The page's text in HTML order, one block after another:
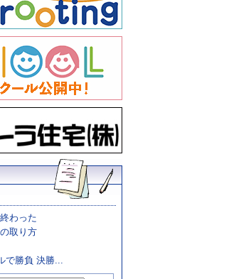
わった
取り方
で勝負 決勝...